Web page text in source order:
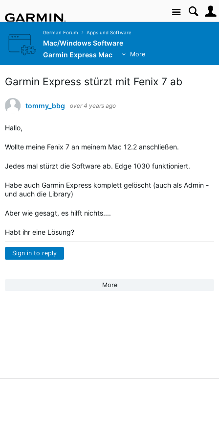
Site
German Forum Apps und Software
Mac/Windows Software
Garmin Express Mac
More
Garmin Express stürzt mit Fenix 7 ab
tommy_bbg over 4 years ago
Hallo,
Wollte meine Fenix 7 an meinem Mac 12.2 anschließen.
Jedes mal stürzt die Software ab. Edge 1030 funktioniert.
Habe auch Garmin Express komplett gelöscht (auch als Admin -
und auch die Library)
Aber wie gesagt, es hilft nichts....
Habt ihr eine Lösung?
Sign in to reply
More